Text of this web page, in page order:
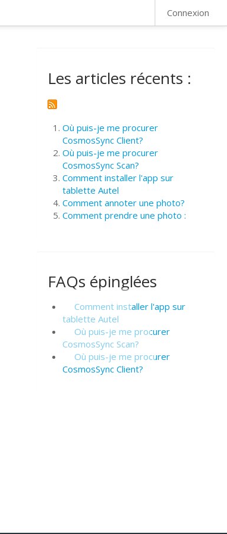
Connexion
Les articles récents :
Où puis-je me procurer
CosmosSync Client?
Où puis-je me procurer
CosmosSync Scan?
Comment installer l'app sur
tablette Autel
Comment annoter une photo?
Comment prendre une photo :
FAQs épinglées
Comment installer l'app sur
tablette Autel
Où puis-je me procurer
CosmosSync Scan?
Où puis-je me procurer
CosmosSync Client?